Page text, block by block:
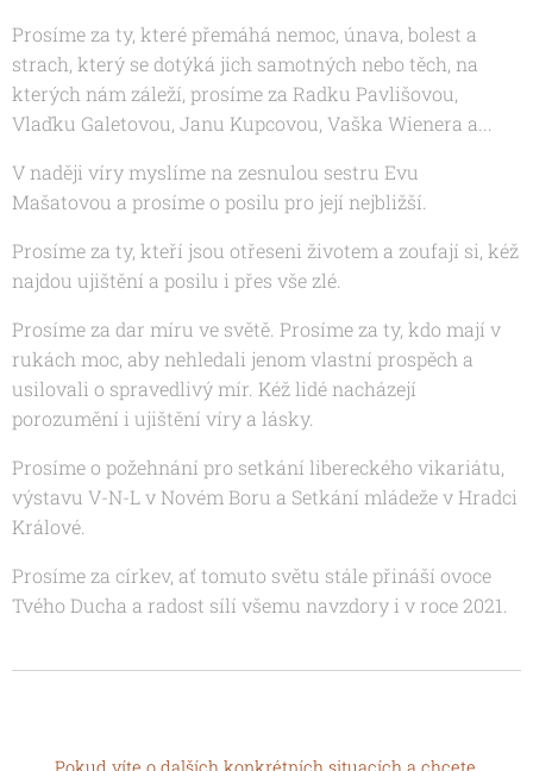
Prosíme za ty, které přemáhá nemoc, únava, bolest a
strach, který se dotýká jich samotných nebo těch, na
kterých nám záleží, prosíme za Radku Pavlišovou,
Vlaďku Galetovou, Janu Kupcovou, Vaška Wienera a...
V naději víry myslíme na zesnulou sestru Evu
Mašatovou a prosíme o posilu pro její nejbližší.
Prosíme za ty, kteří jsou otřeseni životem a zoufají si, kéž
najdou ujištění a posilu i přes vše zlé.
Prosíme za dar míru ve světě. Prosíme za ty, kdo mají v
rukách moc, aby nehledali jenom vlastní prospěch a
usilovali o spravedlivý mír. Kéž lidé nacházejí
porozumění i ujištění víry a lásky.
Prosíme o požehnání pro setkání libereckého vikariátu,
výstavu V-N-L v Novém Boru a Setkání mládeže v Hradci
Králové.
Prosíme za církev, ať tomuto světu stále přináší ovoce
Tvého Ducha a radost sílí všemu navzdory i v roce 2021.